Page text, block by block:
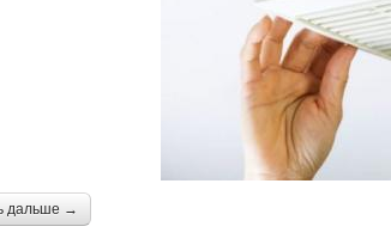
дальше →